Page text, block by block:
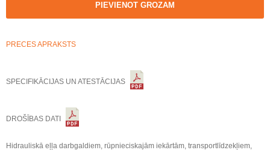
PIEVIENOT GROZAM
PRECES APRAKSTS
SPECIFIKĀCIJAS UN ATESTĀCIJAS
DROŠĪBAS DATI
Hidrauliskā eļļa darbgaldiem, rūpnieciskajām iekārtām, transportlīdzekļiem,